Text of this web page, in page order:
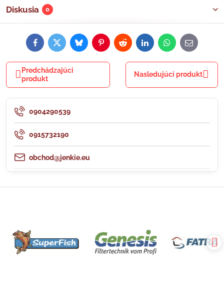
Diskusia 0
FacebookTwitterBlueskyPinterestRedditLinkedInWhatsApp
E-
mail
Predchádzajúci
produkt
Nasledujúci produkt
0904290539
0915732190
obchod@jenkie.eu